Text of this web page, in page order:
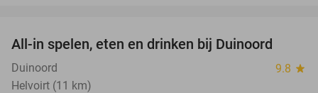
All-in spelen, eten en drinken bij Duinoord
Duinoord 9.8 star
Helvoirt (11 km)